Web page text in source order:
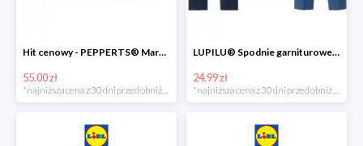
Hit cenowy - PEPPERTS® Marynarka młodzieżowa
55.00 zł
*najniższa cena z 30 dni przed obniżką
LUPILU® Spodnie garniturowe chłopięce
24.99 zł
*najniższa cena z 30 dni przed obniżką